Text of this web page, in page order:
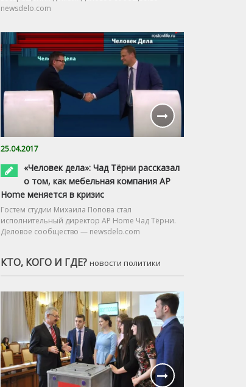
newsdelo.com
25.04.2017
«Человек дела»: Чад Тёрни рассказал
о том, как мебельная компания AP
Home меняется в кризис
Гостем студии Михаила Попова стал
исполнительный директор AP Home Чад Тёрни.
Деловое сообщество — newsdelo.com
КТО, КОГО И ГДЕ? новости политики